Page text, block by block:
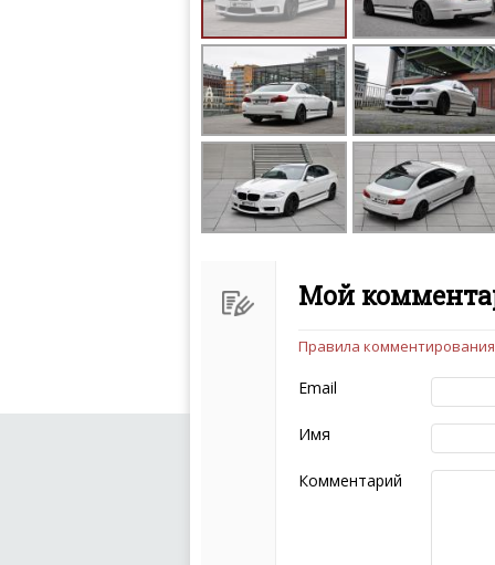
Мой
Чтобы ваш комментарий
следующих правил:
Комментарий не
эмоциональных
Не стоит
Пожалуйста, не
также призывы к
Правила комментирования
Email
Имя
Комментарий